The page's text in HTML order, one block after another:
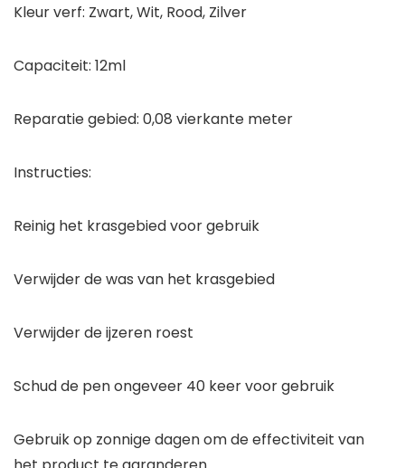
Kleur verf: Zwart, Wit, Rood, Zilver
Capaciteit: 12ml
Reparatie gebied: 0,08 vierkante meter
Instructies:
Reinig het krasgebied voor gebruik
Verwijder de was van het krasgebied
Verwijder de ijzeren roest
Schud de pen ongeveer 40 keer voor gebruik
Gebruik op zonnige dagen om de effectiviteit van